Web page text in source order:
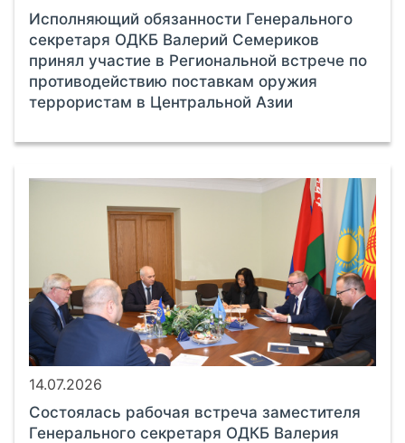
Исполняющий обязанности Генерального
секретаря ОДКБ Валерий Семериков
принял участие в Региональной встрече по
противодействию поставкам оружия
террористам в Центральной Азии
14.07.2026
Состоялась рабочая встреча заместителя
Генерального секретаря ОДКБ Валерия